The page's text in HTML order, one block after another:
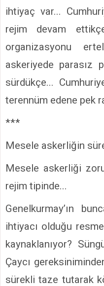
ihtiyaç var...
rejim devam
organizasyonu
askeriyede parasız
sürdükçe...
terennüm edene pek
***
Mesele askerliğin
Mesele askerliği
rejim tipinde...
Genelkurmay’ın
ihtiyacı olduğu
kaynaklanıyor?
Çaycı
sürekli taze tutarak